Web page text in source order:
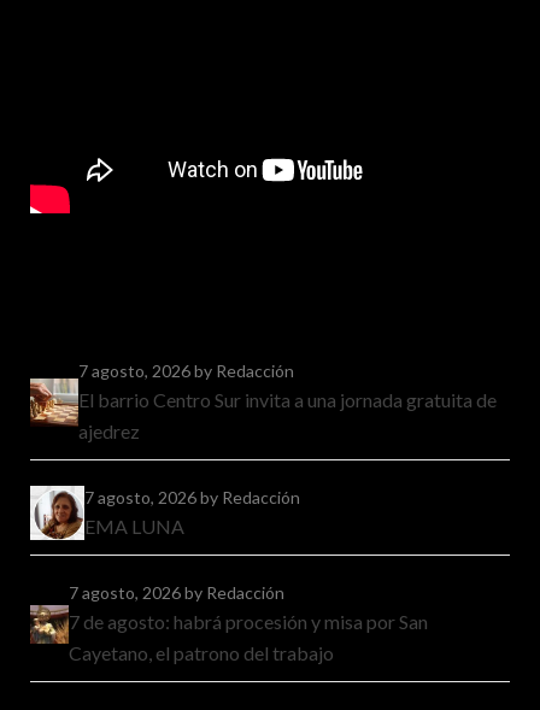
7 agosto, 2026by Redacción
El barrio Centro Sur invita a una jornada gratuita de
ajedrez
7 agosto, 2026by Redacción
EMA LUNA
7 agosto, 2026by Redacción
7 de agosto: habrá procesión y misa por San
Cayetano, el patrono del trabajo